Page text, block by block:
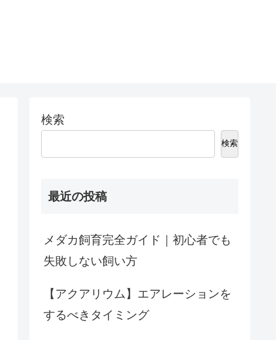
検索
検索
最近の投稿
メダカ飼育完全ガイド｜初心者でも
失敗しない飼い方
【アクアリウム】エアレーションを
するべきタイミング